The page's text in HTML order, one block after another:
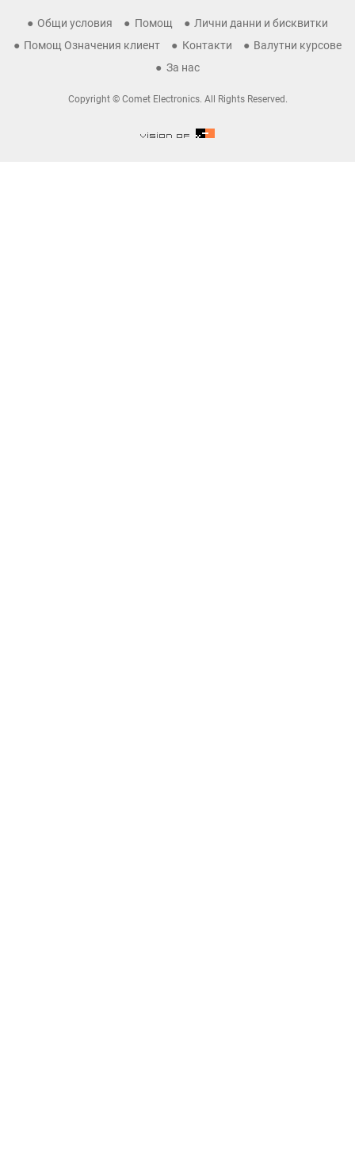
Общи условия Помощ
Лични данни и бисквитки
Помощ Означения клиент
Контакти
Валутни курсове
За нас
Copyright © Comet Electronics. All Rights Reserved.